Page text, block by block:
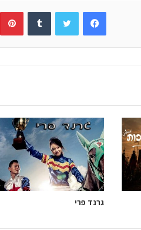
Facebook
גרנד פרי